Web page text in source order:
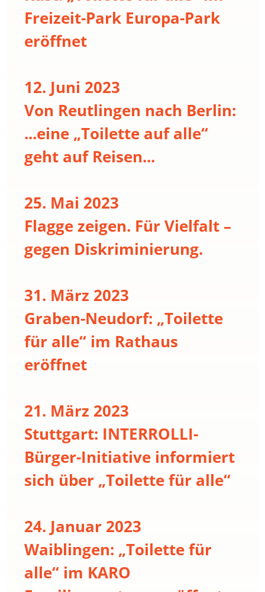
Freizeit-Park Europa-Park
eröffnet
12. Juni 2023
Von Reutlingen nach Berlin:
...eine „Toilette auf alle“
geht auf Reisen...
25. Mai 2023
Flagge zeigen. Für Vielfalt –
gegen Diskriminierung.
31. März 2023
Graben-Neudorf: „Toilette
für alle“ im Rathaus
eröffnet
21. März 2023
Stuttgart: INTERROLLI-
Bürger-Initiative informiert
sich über „Toilette für alle“
24. Januar 2023
Waiblingen: „Toilette für
alle“ im KARO